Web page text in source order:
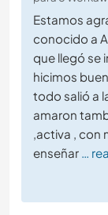
Estamos
conocido a
que llegó se
hicimos
todo salió a
amaron
,activa , con
enseñar
…